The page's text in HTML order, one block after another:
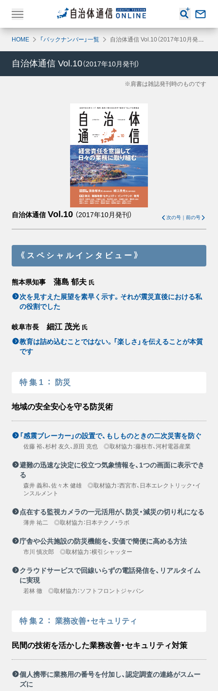
HOME 「バックナンバー」一覧 自治体通信 Vol.10（2017年10月発刊）
自治体通信 Vol.10（2017年10月発刊）
※肩書は雑誌発刊時のものです
自治体通信 Vol.10 （2017年10月発刊） 次の号 ｜ 前の号
《スペシャルインタビュー》
熊本県知事 蒲島 郁夫 氏
次を見すえた展望を素早く示す。それが震災直後における私
の役割でした
岐阜市長 細江 茂光 氏
教育は詰め込むことではない。「楽しさ」を伝えることが本質
です
特集1 ： 防災
地域の安全安心を守る防災術
「感震ブレーカー」の設置で、もしものときの二次災害を防ぐ
佐藤 裕、杉村 友久、原田 克也 ◎取材協力：藤枝市、河村電器産業
避難の迅速な決定に役立つ気象情報を、1つの画面に表示でき
る
森井 義和、佐々木 健雄 ◎取材協力：西宮市、日本エレクトリック・イ
ンスルメント
点在する監視カメラの一元活用が、防災・減災の切り札になる
薄井 祐二 ◎取材協力：日本テクノ・ラボ
庁舎や公共施設の防災機能を、安価で簡便に高める方法
市川 慎次郎 ◎取材協力：横引シャッター
クラウドサービスで回線いらずの電話発信を、リアルタイム
に実現
若林 徹 ◎取材協力：ソフトフロントジャパン
特集2 ： 業務改善・セキュリティ
民間の技術を活かした業務改善・セキュリティ対策
個人携帯に業務用の番号を付加し、認定調査の連絡がスムー
ズに